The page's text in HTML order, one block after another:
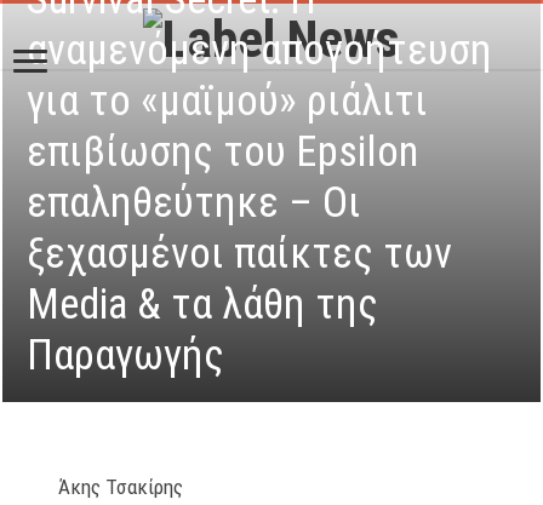
αναμενόμενη απογοήτευση
για το «μαϊμού» ριάλιτι
επιβίωσης του Epsilon
επαληθεύτηκε – Οι
ξεχασμένοι παίκτες των
Media & τα λάθη της
Παραγωγής
Άκης Τσακίρης